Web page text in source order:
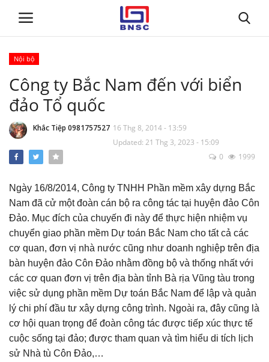
Trang chủ
Giới thiệu
Tin tức
Dự toán BNSC
Tư vấn
Đào Tạo
Nội bộ
Công ty Bắc Nam đến với biển
đảo Tổ quốc
Khắc Tiệp 0981757527 16 Thg 8, 2014 - 13:59
Updated: 21 Thg 3, 2023 - 15:09
0
1999
Ngày 16/8/2014, Công ty TNHH Phần mềm xây dựng Bắc
Nam đã cử một đoàn cán bộ ra công tác tại huyện đảo Côn
Đảo. Mục đích của chuyến đi này để thực hiện nhiệm vụ
chuyển giao phần mềm Dự toán Bắc Nam cho tất cả các
cơ quan, đơn vị nhà nước cũng như doanh nghiệp trên địa
bàn huyện đảo Côn Đảo nhằm đồng bộ và thống nhất với
các cơ quan đơn vị trên địa bàn tỉnh Bà rịa Vũng tàu trong
việc sử dụng phần mềm Dự toán Bắc Nam để lập và quản
lý chi phí đầu tư xây dựng công trình. Ngoài ra, đây cũng là
cơ hội quan trọng để đoàn công tác được tiếp xúc thực tế
cuộc sống tại đảo; được tham quan và tìm hiểu di tích lịch
sử Nhà tù Côn Đảo,…